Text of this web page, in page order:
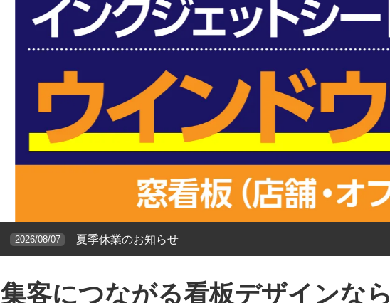
2026/08/07 夏季休業のお知らせ
集客につながる看板デザインなら